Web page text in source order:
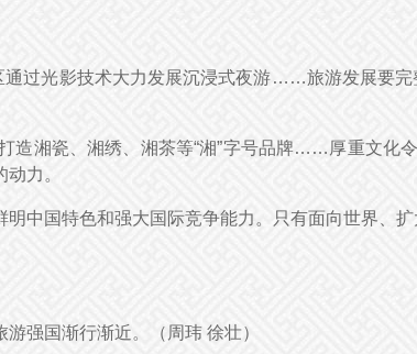
通过光影技术大力发展沉浸式夜游……旅游发展要
湘瓷、湘绣、湘茶等“湘”字号品牌……厚重文化令
力。
中国特色和强大国际竞争能力。只有面向世界、
强国渐行渐近。（周玮 徐壮）